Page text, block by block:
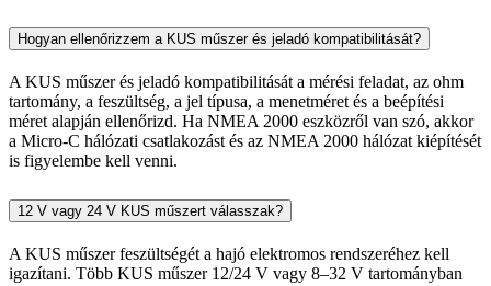
Hogyan ellenőrizzem a KUS műszer és jeladó kompatibilitását?
A KUS műszer és jeladó kompatibilitását a mérési feladat, az ohm
tartomány, a feszültség, a jel típusa, a menetméret és a beépítési
méret alapján ellenőrizd. Ha NMEA 2000 eszközről van szó, akkor
a Micro-C hálózati csatlakozást és az NMEA 2000 hálózat kiépítését
is figyelembe kell venni.
12 V vagy 24 V KUS műszert válasszak?
A KUS műszer feszültségét a hajó elektromos rendszeréhez kell
igazítani. Több KUS műszer 12/24 V vagy 8–32 V tartományban